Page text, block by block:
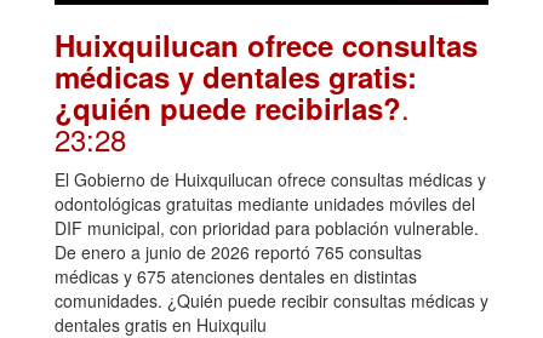
Huixquilucan ofrece consultas
médicas y dentales gratis:
¿quién puede recibirlas?.
23:28
El Gobierno de Huixquilucan ofrece consultas médicas y
odontológicas gratuitas mediante unidades móviles del
DIF municipal, con prioridad para población vulnerable.
De enero a junio de 2026 reportó 765 consultas
médicas y 675 atenciones dentales en distintas
comunidades. ¿Quién puede recibir consultas médicas y
dentales gratis en Huixquilu